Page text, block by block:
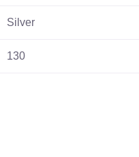
Silver
130